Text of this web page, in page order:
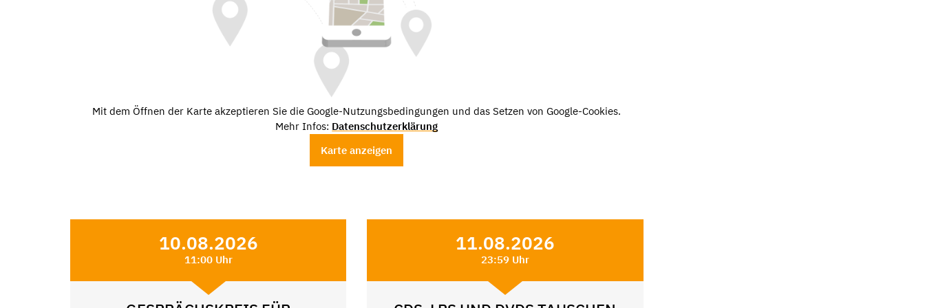
Mit dem Öffnen der Karte akzeptieren Sie die Google-Nutzungsbedingungen und das Setzen von Google-Cookies.
Mehr Infos: Datenschutzerklärung
Karte anzeigen
10.08.2026
11:00 Uhr
11.08.2026
23:59 Uhr